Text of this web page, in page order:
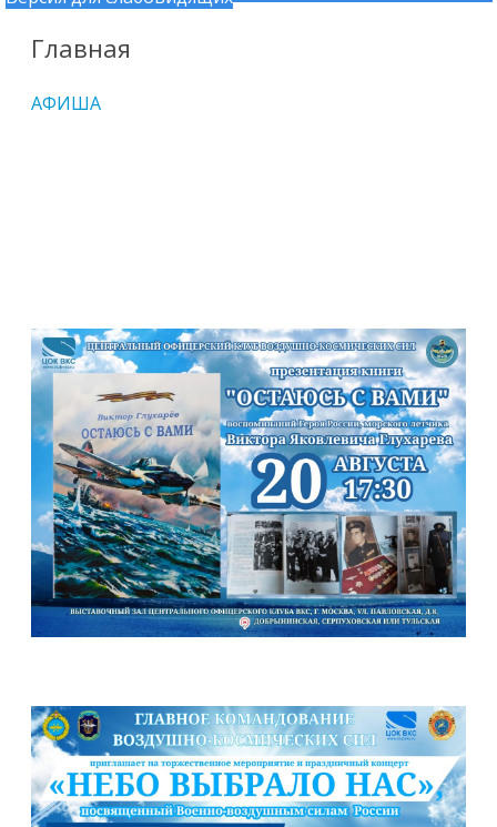
Главная
АФИША